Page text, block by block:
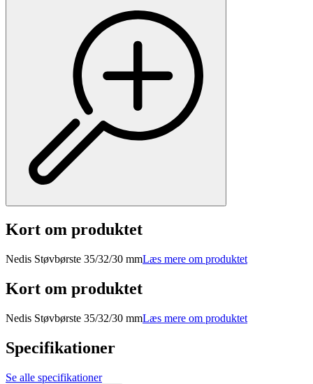
Kort om produktet
Nedis Støvbørste 35/32/30 mmLæs mere om produktet
Kort om produktet
Nedis Støvbørste 35/32/30 mmLæs mere om produktet
Specifikationer
Se alle specifikationer